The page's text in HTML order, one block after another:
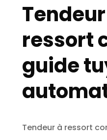
ressort
guide
Tendeur à ressort